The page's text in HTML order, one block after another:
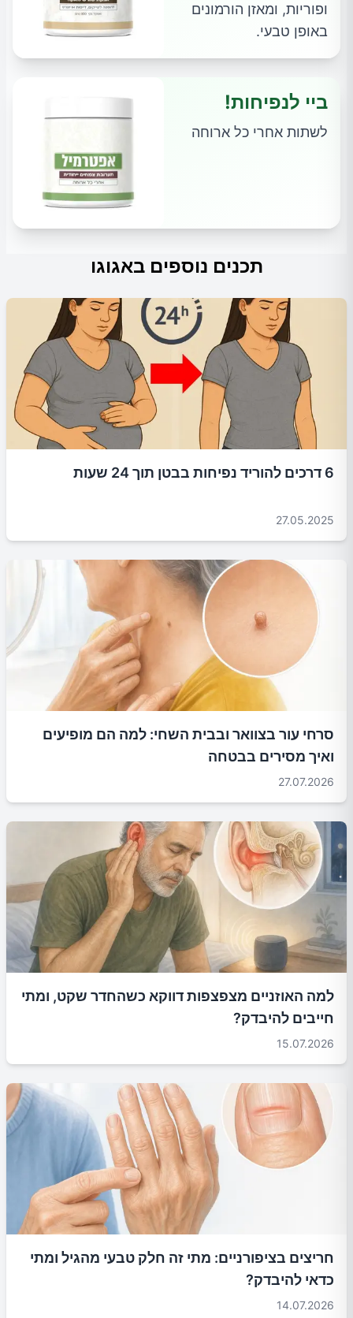
ופוריות, ומאזן הורמונים
באופן טבעי.
ביי לנפיחות!
לשתות אחרי כל ארוחה
תכנים נוספים באגוגו
6 דרכים להוריד נפיחות בבטן תוך 24 שעות
27.05.2025
סרחי עור בצוואר ובבית השחי: למה הם מופיעים
ואיך מסירים בבטחה
27.07.2026
למה האוזניים מצפצפות דווקא כשהחדר שקט, ומתי
חייבים להיבדק?
15.07.2026
חריצים בציפורניים: מתי זה חלק טבעי מהגיל ומתי
כדאי להיבדק?
14.07.2026